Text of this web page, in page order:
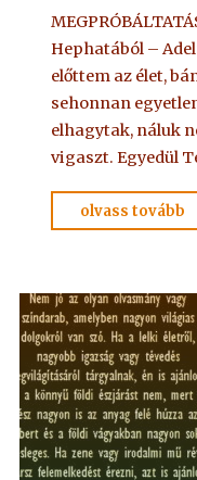
Hephatából –
előttem az élet,
sehonnan
elhagytak, náluk
vigaszt. Egyedül
olvass tovább